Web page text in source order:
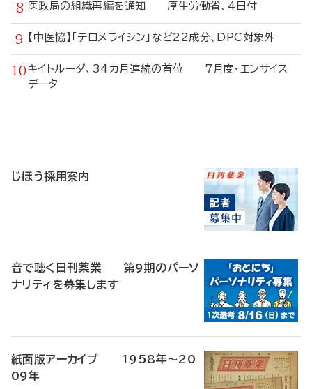
医政局の組織再編を通知 厚生労働省、4日付
【中医協】「テロメライシン」など22成分、DPC対象外
キイトルーダ、34カ月連続の首位 7月度・エンサイス
データ
じほう採用案内
音で聴く日刊薬業 第9期のパーソ
ナリティを募集します
紙面版アーカイブ 1958年～20
09年